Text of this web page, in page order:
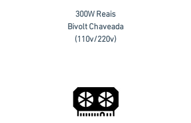
300W Reais
Bivolt Chaveada
(110v/220v)